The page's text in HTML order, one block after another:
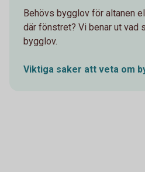
Behövs bygglov för altanen
där fönstret? Vi benar ut vad
bygglov.
Viktiga saker att veta om